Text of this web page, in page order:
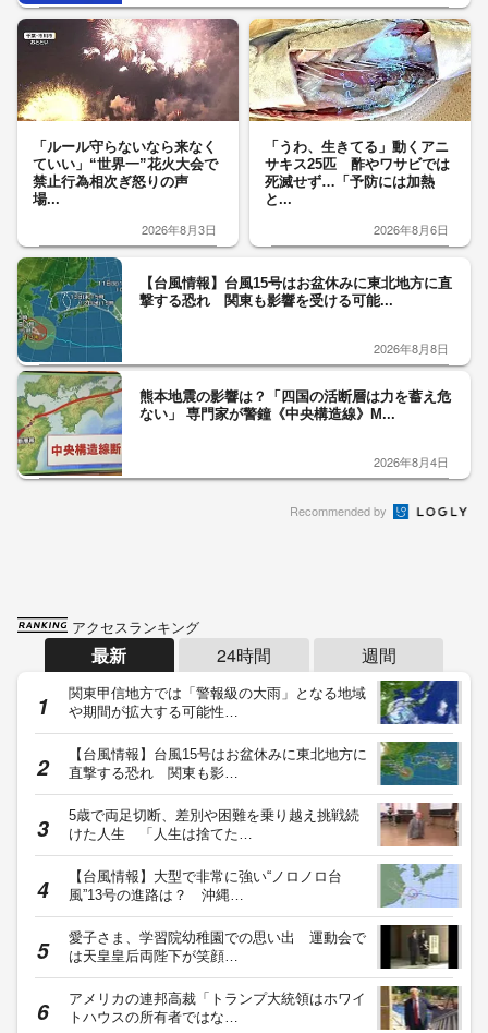
「ルール守らないなら来なく
ていい」“世界一”花火大会で
禁止行為相次ぎ怒りの声
場...
2026年8月3日
「うわ、生きてる」動くアニ
サキス25匹 酢やワサビでは
死滅せず…「予防には加熱
と...
2026年8月6日
【台風情報】台風15号はお盆休みに東北地方に直
撃する恐れ 関東も影響を受ける可能...
2026年8月8日
熊本地震の影響は？「四国の活断層は力を蓄え危
ない」 専門家が警鐘《中央構造線》M...
2026年8月4日
Recommended by
アクセスランキング
最新 24時間 週間
関東甲信地方では「警報級の大雨」となる地域
や期間が拡大する可能性…
【台風情報】台風15号はお盆休みに東北地方に
直撃する恐れ 関東も影…
5歳で両足切断、差別や困難を乗り越え挑戦続
けた人生 「人生は捨てた…
【台風情報】大型で非常に強い“ノロノロ台
風”13号の進路は？ 沖縄…
愛子さま、学習院幼稚園での思い出 運動会で
は天皇皇后両陛下が笑顔…
アメリカの連邦高裁「トランプ大統領はホワイ
トハウスの所有者ではな…